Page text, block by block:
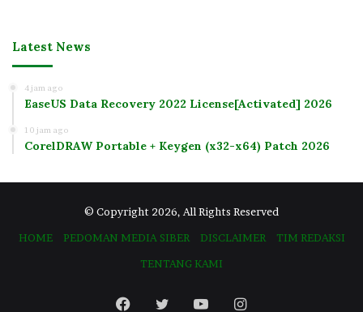
Latest News
4 jam ago
EaseUS Data Recovery 2022 License[Activated] 2026
10 jam ago
CorelDRAW Portable + Keygen (x32-x64) Patch 2026
© Copyright 2026, All Rights Reserved
HOME
PEDOMAN MEDIA SIBER DISCLAIMER
TIM REDAKSI
TENTANG KAMI
Facebook
TwitterYouTubeInstagram